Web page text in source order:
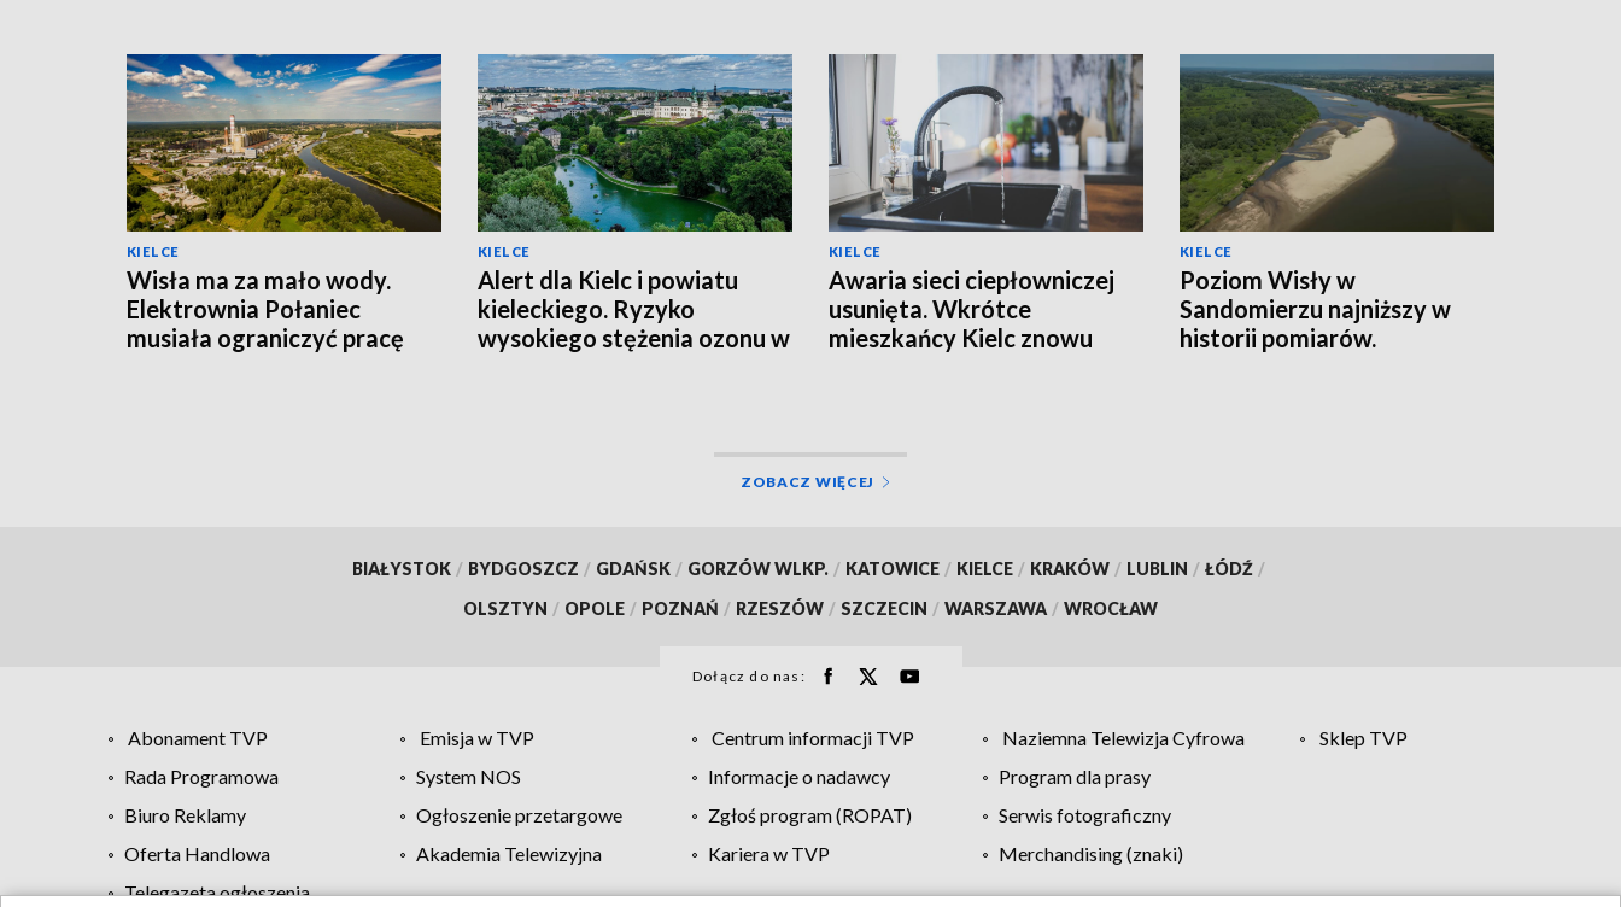
KIELCE
Wisła ma za mało wody.
Elektrownia Połaniec
musiała ograniczyć pracę
KIELCE
Alert dla Kielc i powiatu
kieleckiego. Ryzyko
wysokiego stężenia ozonu w
KIELCE
Awaria sieci ciepłowniczej
usunięta. Wkrótce
mieszkańcy Kielc znowu
KIELCE
Poziom Wisły w
Sandomierzu najniższy w
historii pomiarów.
ZOBACZ WIĘCEJ
BIAŁYSTOK / BYDGOSZCZ / GDAŃSK / GORZÓW WLKP. / KATOWICE / KIELCE / KRAKÓW / LUBLIN / ŁÓDŹ /
OLSZTYN / OPOLE / POZNAŃ / RZESZÓW / SZCZECIN / WARSZAWA / WROCŁAW
Dołącz do nas:
Abonament TVP Emisja w TVP Centrum informacji TVP Naziemna Telewizja Cyfrowa
Sklep TVP
Rada Programowa
System NOS Informacje o nadawcy
Program dla prasy
Biuro Reklamy
Ogłoszenie przetargowe Zgłoś program (ROPAT)
Serwis fotograficzny
Oferta Handlowa
Akademia Telewizyjna Kariera w TVP
Merchandising (znaki)
Telegazeta ogłoszenia